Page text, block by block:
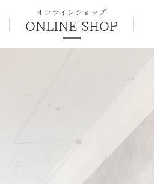
オンラインショップ
ONLINE SHOP